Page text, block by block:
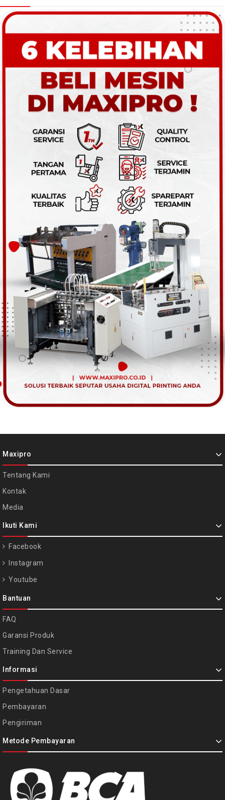
Maxipro
Tentang Kami
Kontak
Media
Ikuti Kami
Facebook
Instagram
Youtube
Bantuan
FAQ
Garansi Produk
Training Dan Service
Informasi
Pengetahuan Dasar
Pembayaran
Pengiriman
Metode Pembayaran